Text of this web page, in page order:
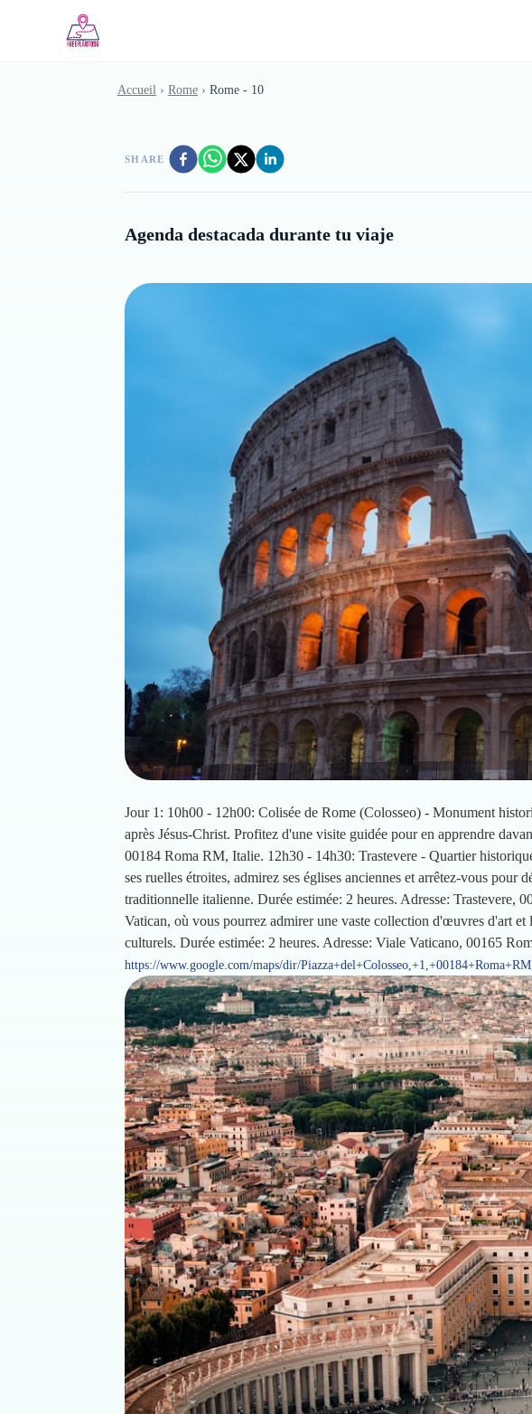
Accueil › Rome › Rome - 10
SHARE
Agenda destacada durante tu viaje
Jour 1: 10h00 - 12h00: Colisée de Rome (Colosseo) - Monument
après Jésus-Christ. Profitez d'une visite guidée pour en apprendre
00184 Roma RM, Italie. 12h30 - 14h30: Trastevere - Quartier
ses ruelles étroites, admirez ses églises anciennes et arrêtez-vous
traditionnelle italienne. Durée estimée: 2 heures. Adresse: Trastevere,
Vatican, où vous pourrez admirer une vaste collection d'œuvres d'art
culturels. Durée estimée: 2 heures. Adresse: Viale Vaticano, 00165
https://www.google.com/maps/dir/